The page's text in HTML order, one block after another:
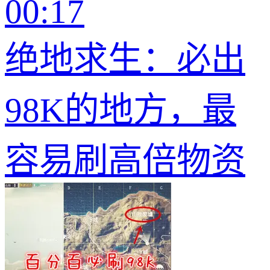
00:17
绝地求生：必出
98K的地方，最
容易刷高倍物资